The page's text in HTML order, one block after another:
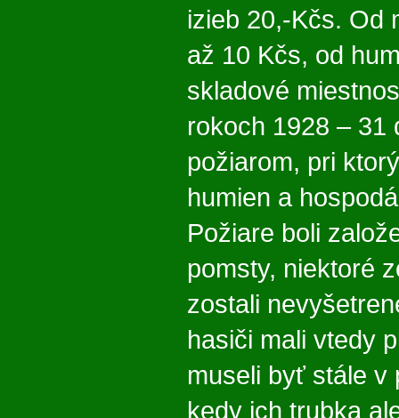
izieb 20,-Kčs. Od
až 10 Kčs, od
skladové
rokoch 1928 – 31
požiarom, pri
humien a
Požiare boli
pomsty, niektoré
zostali
hasiči mali vtedy
museli byť stále v
kedy ich trubka